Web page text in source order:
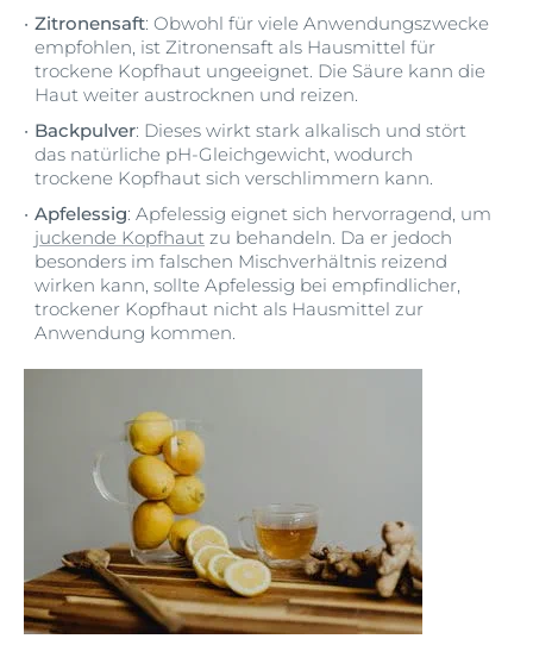
Zitronensaft: Obwohl für viele Anwendungszwecke
empfohlen, ist Zitronensaft als Hausmittel für
trockene Kopfhaut ungeeignet. Die Säure kann die
Haut weiter austrocknen und reizen.
Backpulver: Dieses wirkt stark alkalisch und stört
das natürliche pH-Gleichgewicht, wodurch
trockene Kopfhaut sich verschlimmern kann.
Apfelessig: Apfelessig eignet sich hervorragend, um
juckende Kopfhaut zu behandeln. Da er jedoch
besonders im falschen Mischverhältnis reizend
wirken kann, sollte Apfelessig bei empfindlicher,
trockener Kopfhaut nicht als Hausmittel zur
Anwendung kommen.